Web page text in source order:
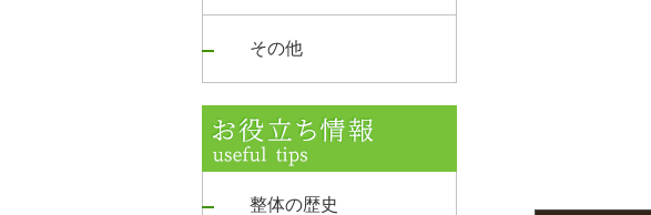
その他
整体の歴史